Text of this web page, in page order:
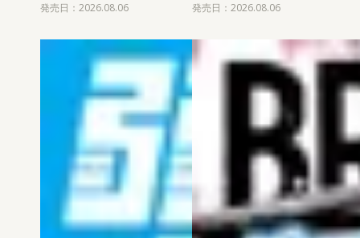
発売日：2026.08.06
発売日：2026.08.06